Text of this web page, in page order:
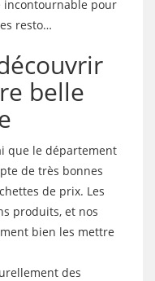
incontournable pour
resto…
belle
que le département
de très bonnes
de prix. Les
produits, et nos
bien les mettre
des